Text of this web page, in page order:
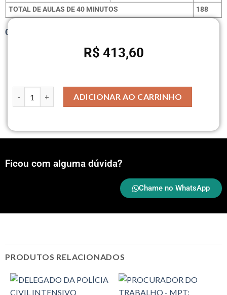
TOTAL DE AULAS DE 40 MINUTOS 188
Clique aqui para ver o conteúdo por disciplina.
R$ 413,60
ADICIONAR AO CARRINHO
Ficou com alguma dúvida?
Chame no WhatsApp
PRODUTOS RELACIONADOS